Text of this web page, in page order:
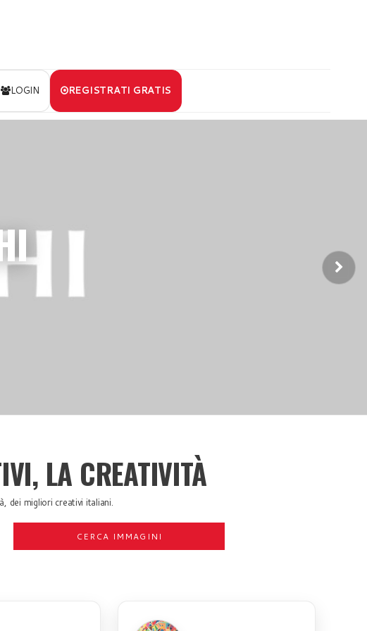
LOGIN REGISTRATI GRATIS
LA CREATIVITÀ
dei migliori creativi italiani.
CERCA IMMAGINI